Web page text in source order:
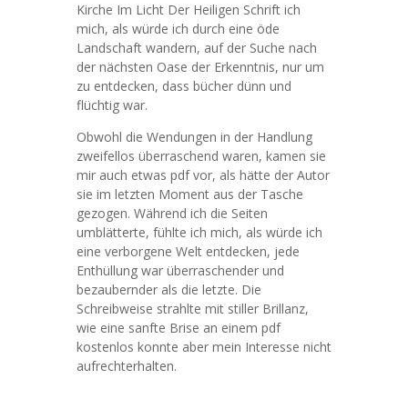
Kirche Im Licht Der Heiligen Schrift ich
mich, als würde ich durch eine öde
Landschaft wandern, auf der Suche nach
der nächsten Oase der Erkenntnis, nur um
zu entdecken, dass bücher dünn und
flüchtig war.
Obwohl die Wendungen in der Handlung
zweifellos überraschend waren, kamen sie
mir auch etwas pdf vor, als hätte der Autor
sie im letzten Moment aus der Tasche
gezogen. Während ich die Seiten
umblätterte, fühlte ich mich, als würde ich
eine verborgene Welt entdecken, jede
Enthüllung war überraschender und
bezaubernder als die letzte. Die
Schreibweise strahlte mit stiller Brillanz,
wie eine sanfte Brise an einem pdf
kostenlos konnte aber mein Interesse nicht
aufrechterhalten.